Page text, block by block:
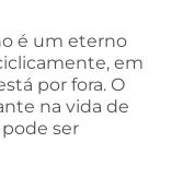
é um eterno
em
por fora. O
na vida de
ser